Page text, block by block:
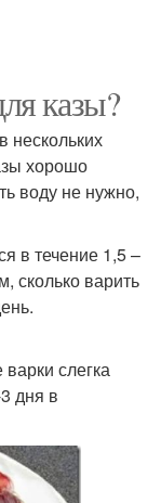
казы?
нескольких
хорошо
воду не нужно,
в течение 1,5 –
сколько варить
слегка
дня в